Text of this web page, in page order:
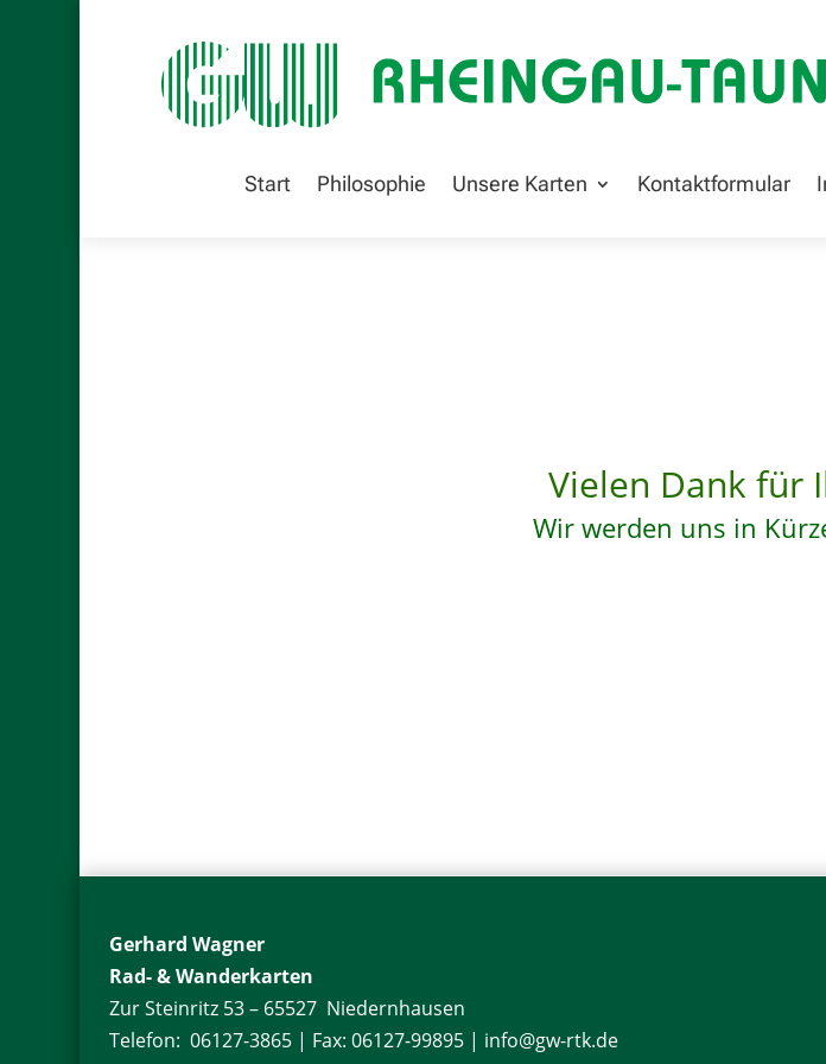
Start Philosophie Unsere Karten Kontaktformular
Vielen Dank für
Wir werden uns in
Gerhard Wagner
Rad- & Wanderkarten
Zur Steinritz 53 – 65527 Niedernhausen
Telefon: 06127-3865 | Fax: 06127-99895 | info@gw-rtk.de